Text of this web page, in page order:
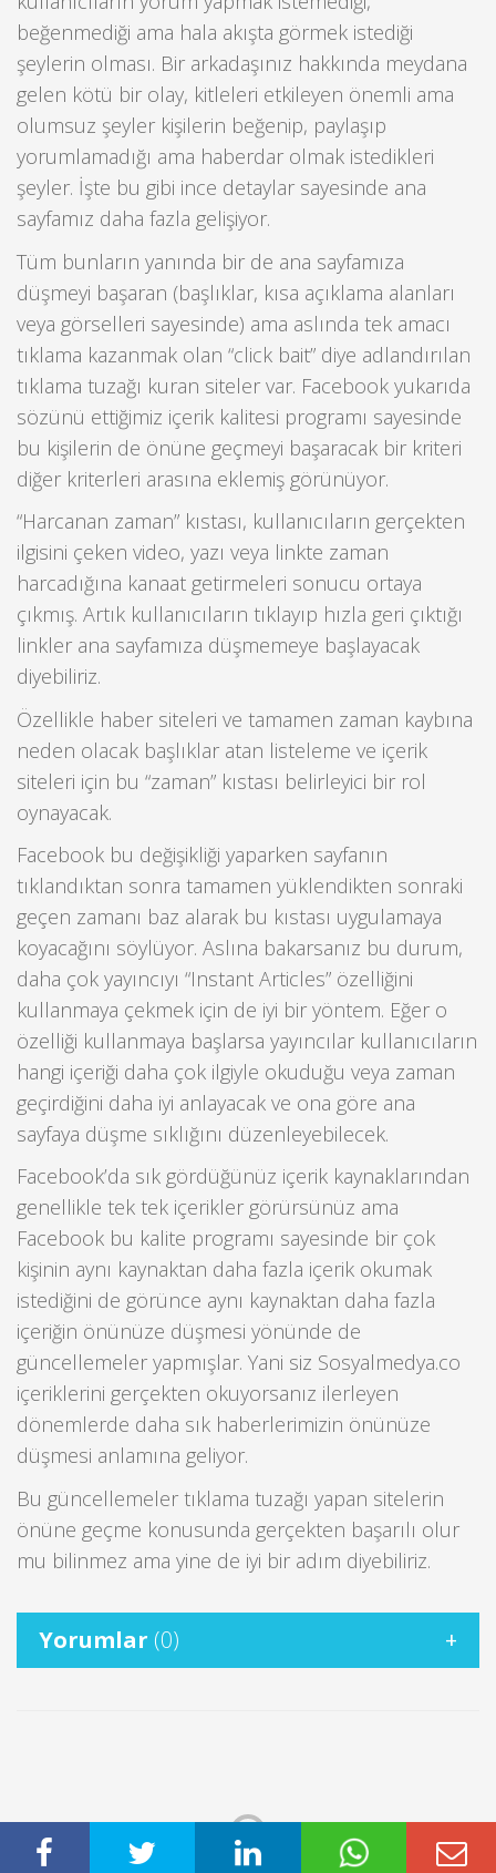
beğenmediği ama hala akışta görmek istediği
şeylerin olması. Bir arkadaşınız hakkında meydana
gelen kötü bir olay, kitleleri etkileyen önemli ama
olumsuz şeyler kişilerin beğenip, paylaşıp
yorumlamadığı ama haberdar olmak istedikleri
şeyler. İşte bu gibi ince detaylar sayesinde ana
sayfamız daha fazla gelişiyor.
Tüm bunların yanında bir de ana sayfamıza
düşmeyi başaran (başlıklar, kısa açıklama alanları
veya görselleri sayesinde) ama aslında tek amacı
tıklama kazanmak olan “click bait” diye adlandırılan
tıklama tuzağı kuran siteler var. Facebook yukarıda
sözünü ettiğimiz içerik kalitesi programı sayesinde
bu kişilerin de önüne geçmeyi başaracak bir kriteri
diğer kriterleri arasına eklemiş görünüyor.
“Harcanan zaman” kıstası, kullanıcıların gerçekten
ilgisini çeken video, yazı veya linkte zaman
harcadığına kanaat getirmeleri sonucu ortaya
çıkmış. Artık kullanıcıların tıklayıp hızla geri çıktığı
linkler ana sayfamıza düşmemeye başlayacak
diyebiliriz.
Özellikle haber siteleri ve tamamen zaman kaybına
neden olacak başlıklar atan listeleme ve içerik
siteleri için bu “zaman” kıstası belirleyici bir rol
oynayacak.
Facebook bu değişikliği yaparken sayfanın
tıklandıktan sonra tamamen yüklendikten sonraki
geçen zamanı baz alarak bu kıstası uygulamaya
koyacağını söylüyor. Aslına bakarsanız bu durum,
daha çok yayıncıyı “Instant Articles” özelliğini
kullanmaya çekmek için de iyi bir yöntem. Eğer o
özelliği kullanmaya başlarsa yayıncılar kullanıcıların
hangi içeriği daha çok ilgiyle okuduğu veya zaman
geçirdiğini daha iyi anlayacak ve ona göre ana
sayfaya düşme sıklığını düzenleyebilecek.
Facebook’da sık gördüğünüz içerik kaynaklarından
genellikle tek tek içerikler görürsünüz ama
Facebook bu kalite programı sayesinde bir çok
kişinin aynı kaynaktan daha fazla içerik okumak
istediğini de görünce aynı kaynaktan daha fazla
içeriğin önünüze düşmesi yönünde de
güncellemeler yapmışlar. Yani siz Sosyalmedya.co
içeriklerini gerçekten okuyorsanız ilerleyen
dönemlerde daha sık haberlerimizin önünüze
düşmesi anlamına geliyor.
Bu güncellemeler tıklama tuzağı yapan sitelerin
önüne geçme konusunda gerçekten başarılı olur
mu bilinmez ama yine de iyi bir adım diyebiliriz.
Yorumlar (0)